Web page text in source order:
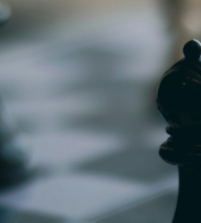
Jugendmeisterschaft